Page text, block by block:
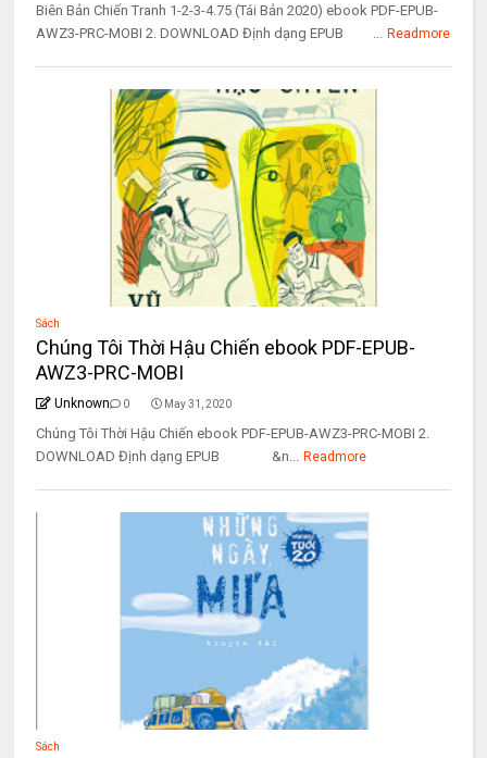
Biên Bản Chiến Tranh 1-2-3-4.75 (Tái Bản 2020) ebook PDF-EPUB-
AWZ3-PRC-MOBI 2. DOWNLOAD Định dạng EPUB ... Readmore
Sách
Chúng Tôi Thời Hậu Chiến ebook PDF-EPUB-
AWZ3-PRC-MOBI
Unknown 0 May 31, 2020
Chúng Tôi Thời Hậu Chiến ebook PDF-EPUB-AWZ3-PRC-MOBI 2.
DOWNLOAD Định dạng EPUB &n... Readmore
Sách